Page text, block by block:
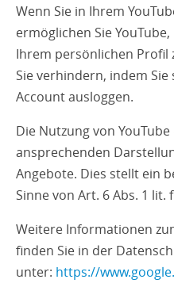
Wenn Sie in Ihrem
ermöglichen Sie
Ihrem persönlichen Profil
Sie verhindern, indem Sie
Account ausloggen.
Die Nutzung von
ansprechenden
Angebote. Dies stellt ein
Sinne von Art. 6 Abs. 1 lit.
Weitere Informationen
finden Sie in der
unter: https://